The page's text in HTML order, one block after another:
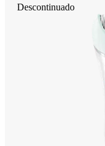
Descontinuado